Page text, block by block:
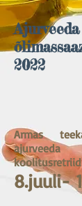
2022
Armas
ajurveeda
8.juuli-